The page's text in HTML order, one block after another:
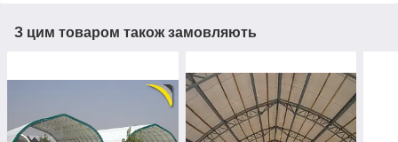
З цим товаром також замовляють